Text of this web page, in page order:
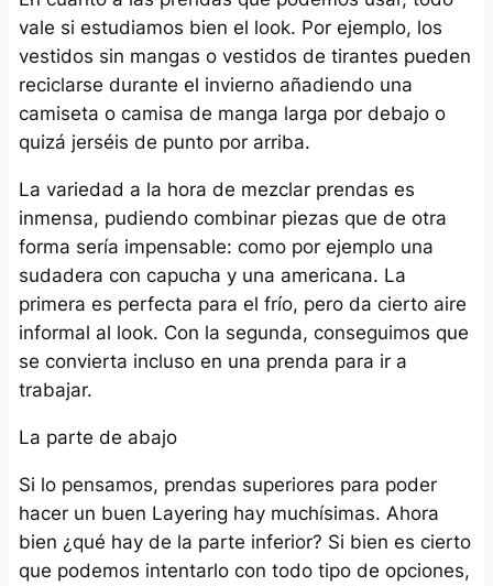
vale si estudiamos bien el look. Por ejemplo, los
vestidos sin mangas o vestidos de tirantes pueden
reciclarse durante el invierno añadiendo una
camiseta o camisa de manga larga por debajo o
quizá jerséis de punto por arriba.
La variedad a la hora de mezclar prendas es
inmensa, pudiendo combinar piezas que de otra
forma sería impensable: como por ejemplo una
sudadera con capucha y una americana. La
primera es perfecta para el frío, pero da cierto aire
informal al look. Con la segunda, conseguimos que
se convierta incluso en una prenda para ir a
trabajar.
La parte de abajo
Si lo pensamos, prendas superiores para poder
hacer un buen Layering hay muchísimas. Ahora
bien ¿qué hay de la parte inferior? Si bien es cierto
que podemos intentarlo con todo tipo de opciones,